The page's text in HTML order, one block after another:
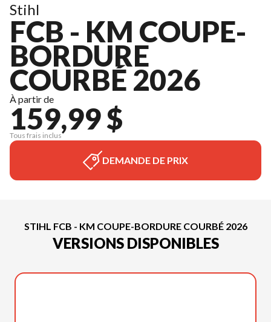
Stihl
FCB - KM COUPE-
BORDURE
COURBÉ 2026
À partir de
159,99 $
Tous frais inclus
DEMANDE DE PRIX
STIHL FCB - KM COUPE-BORDURE COURBÉ 2026
VERSIONS DISPONIBLES